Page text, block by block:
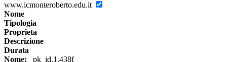
www.icmonteroberto.edu.it
Nome
Tipologia
Proprieta
Descrizione
Durata
Nome: _pk_id.1.438f